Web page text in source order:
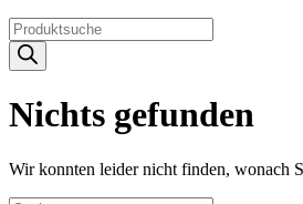
Products
search
Nichts gefunden
Wir konnten leider nicht finden, wonach